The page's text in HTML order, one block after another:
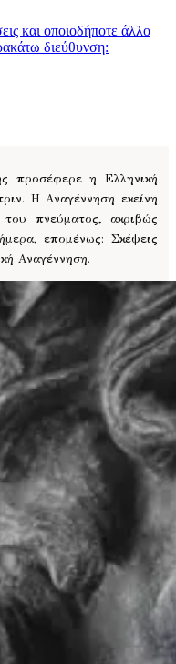
και οποιοδήποτε άλλο
διεύθυνση:
προσέφερε η Ελληνική
Η Αναγέννηση εκείνη
πνεύματος, ακριβώς
επομένως: Σκέψεις
Αναγέννηση.